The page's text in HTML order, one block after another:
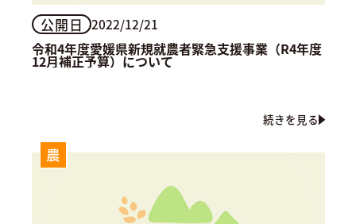
公開日 2022/12/21
令和4年度愛媛県新規就農者緊急支援事業（R4年度
12月補正予算）について
続きを見る
農